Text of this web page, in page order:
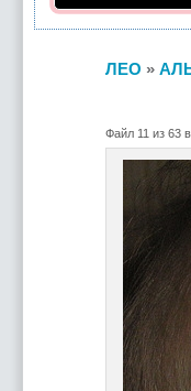
ЛЕО »
Файл 11 из 63